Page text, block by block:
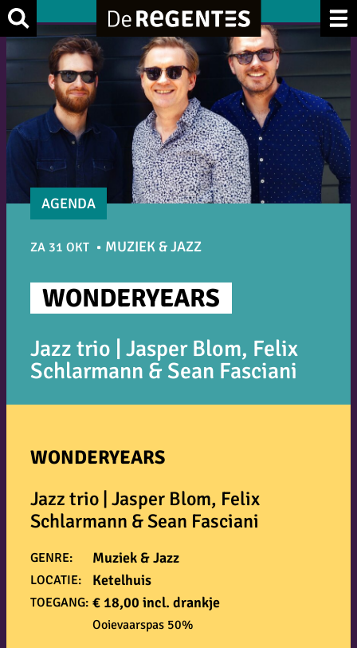
Ga
naar
de
inhoud
AGENDA
ZA 31 OKT MUZIEK & JAZZ
WONDERYEARS
Jazz trio | Jasper Blom, Felix
Schlarmann & Sean Fasciani
WONDERYEARS
Jazz trio | Jasper Blom, Felix
Schlarmann & Sean Fasciani
GENRE: Muziek & Jazz
LOCATIE: Ketelhuis
TOEGANG: € 18,00 incl. drankje
Ooievaarspas 50%